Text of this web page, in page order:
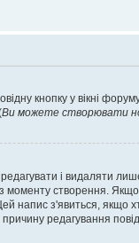
кнопку у вікні
Ви можете створювати
і видаляти
створення.
напис з'явиться,
редагування